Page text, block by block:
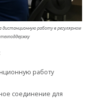
работу в регулярном
работу
соединение для